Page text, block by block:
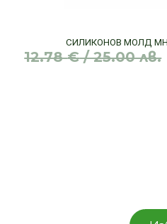
СИЛИКОНОВ МОЛД
12.78€/ 25.00 лв.